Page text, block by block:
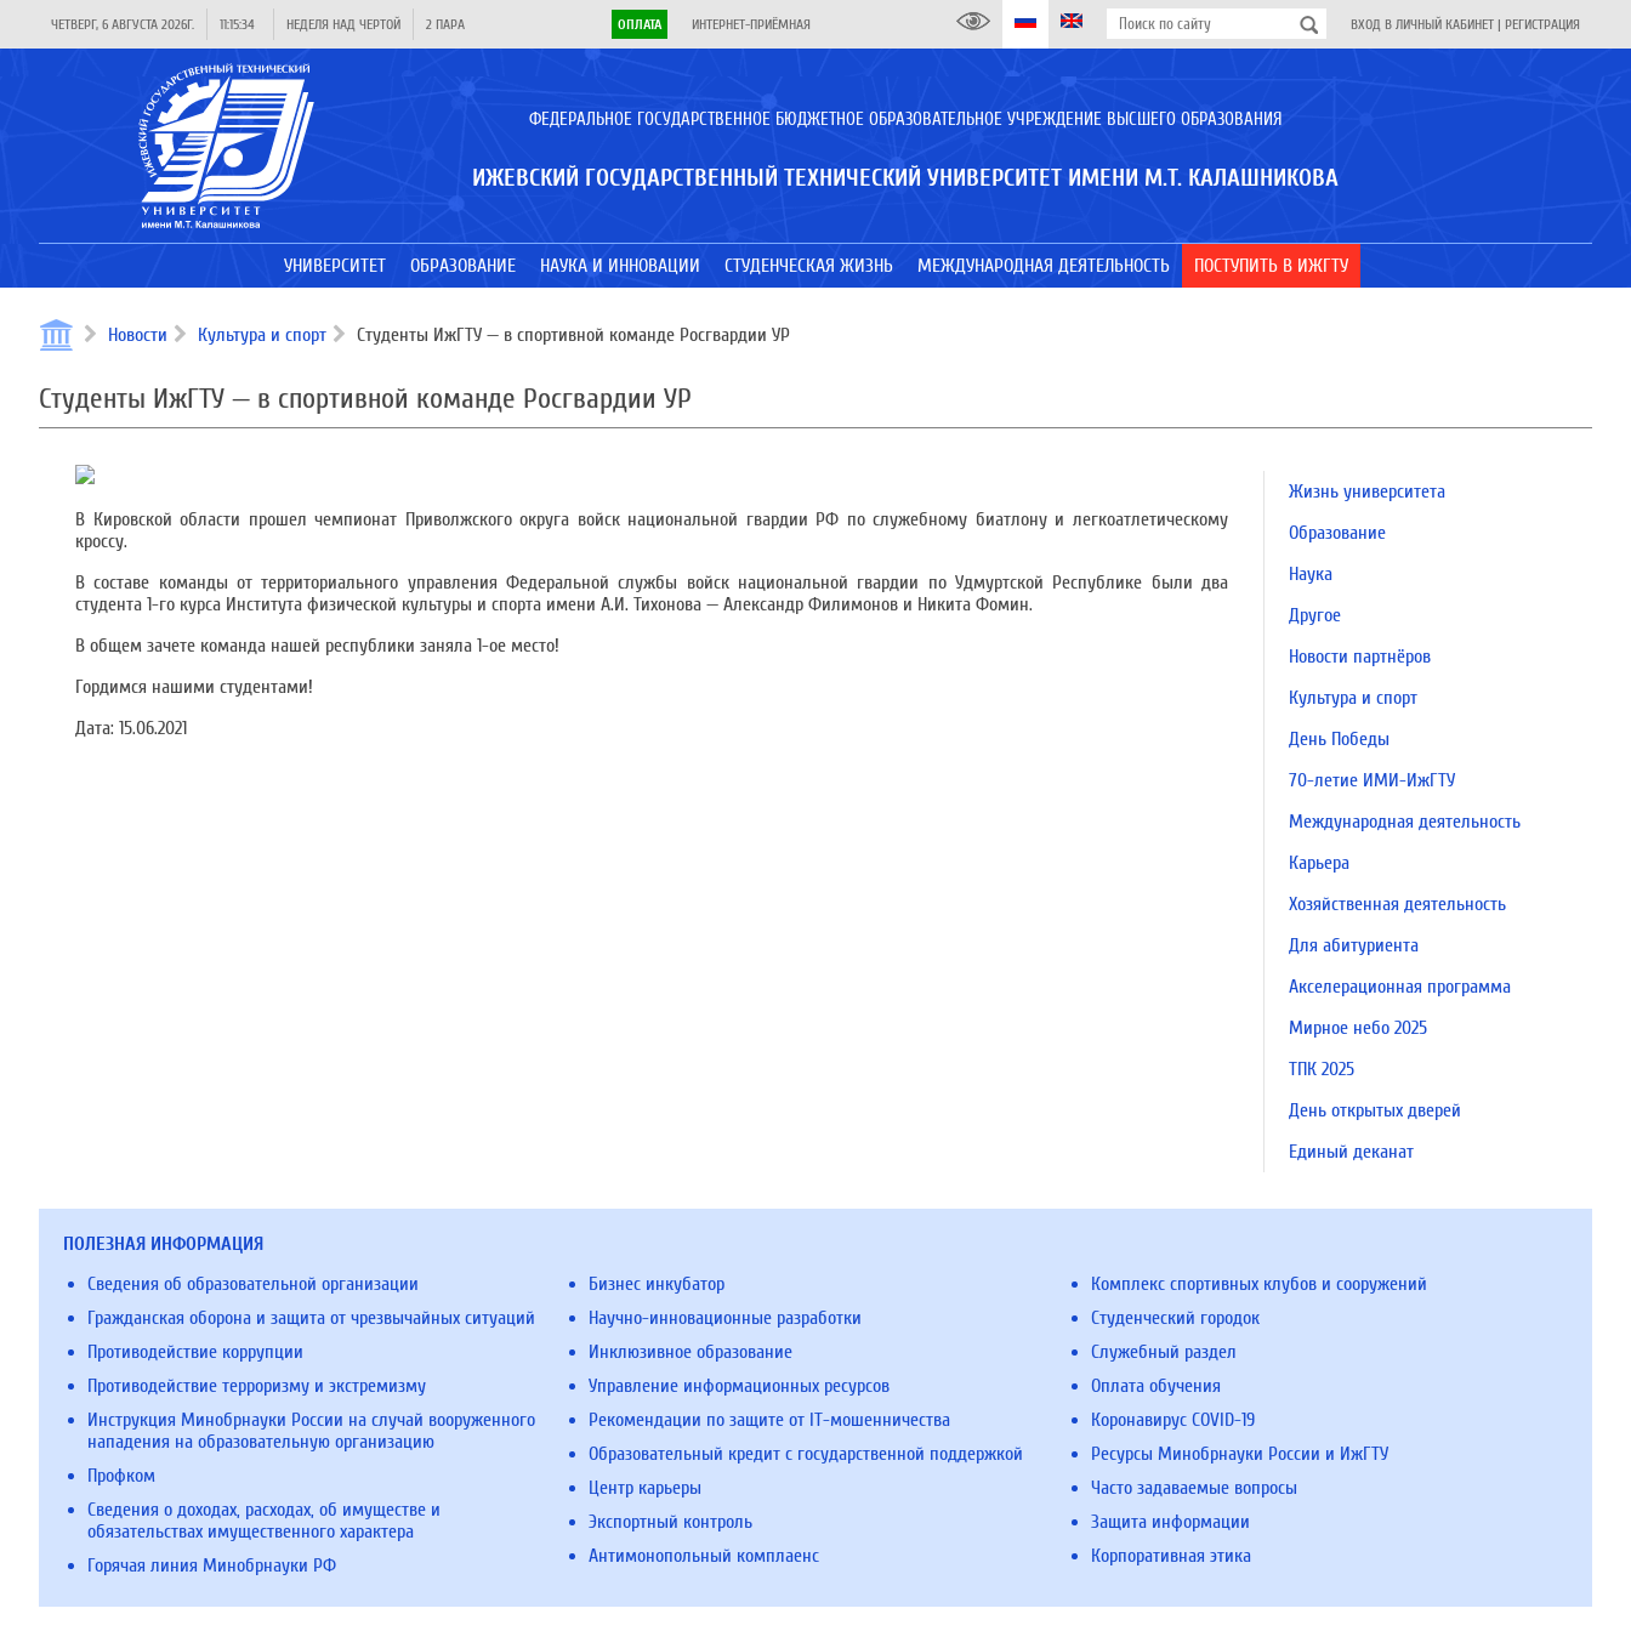
ЧЕТВЕРГ, 6 АВГУСТА 2026Г. 11:15:34 НЕДЕЛЯ НАД ЧЕРТОЙ 2 ПАРА ОПЛАТА ИНТЕРНЕТ-ПРИЁМНАЯ ВХОД В ЛИЧНЫЙ КАБИНЕТ | РЕГИСТРАЦИЯ
ФЕДЕРАЛЬНОЕ ГОСУДАРСТВЕННОЕ БЮДЖЕТНОЕ ОБРАЗОВАТЕЛЬНОЕ УЧРЕЖДЕНИЕ ВЫСШЕГО ОБРАЗОВАНИЯ
ИЖЕВСКИЙ ГОСУДАРСТВЕННЫЙ ТЕХНИЧЕСКИЙ УНИВЕРСИТЕТ ИМЕНИ М.Т. КАЛАШНИКОВА
УНИВЕРСИТЕТ ОБРАЗОВАНИЕ НАУКА И ИННОВАЦИИ СТУДЕНЧЕСКАЯ ЖИЗНЬ МЕЖДУНАРОДНАЯ ДЕЯТЕЛЬНОСТЬ ПОСТУПИТЬ В ИЖГТУ
Новости Культура и спорт Студенты ИжГТУ — в спортивной команде Росгвардии УР
Студенты ИжГТУ — в спортивной команде Росгвардии УР
В Кировской области прошел чемпионат Приволжского округа войск национальной гвардии РФ по служебному биатлону и легкоатлетическому
кроссу.
В составе команды от территориального управления Федеральной службы войск национальной гвардии по Удмуртской Республике были два
студента 1-го курса Института физической культуры и спорта имени А.И. Тихонова — Александр Филимонов и Никита Фомин.
В общем зачете команда нашей республики заняла 1-ое место!
Гордимся нашими студентами!
Дата: 15.06.2021
Жизнь университета
Образование
Наука
Другое
Новости партнёров
Культура и спорт
День Победы
70-летие ИМИ-ИжГТУ
Международная деятельность
Карьера
Хозяйственная деятельность
Для абитуриента
Акселерационная программа
Мирное небо 2025
ТПК 2025
День открытых дверей
Единый деканат
ПОЛЕЗНАЯ ИНФОРМАЦИЯ
Сведения об образовательной организации
Гражданская оборона и защита от чрезвычайных ситуаций
Противодействие коррупции
Противодействие терроризму и экстремизму
Инструкция Минобрнауки России на случай вооруженного
нападения на образовательную организацию
Профком
Сведения о доходах, расходах, об имуществе и
обязательствах имущественного характера
Горячая линия Минобрнауки РФ
Бизнес инкубатор
Научно-инновационные разработки
Инклюзивное образование
Управление информационных ресурсов
Рекомендации по защите от IT-мошенничества
Образовательный кредит с государственной поддержкой
Центр карьеры
Экспортный контроль
Антимонопольный комплаенс
Комплекс спортивных клубов и сооружений
Студенческий городок
Служебный раздел
Оплата обучения
Коронавирус COVID-19
Ресурсы Минобрнауки России и ИжГТУ
Часто задаваемые вопросы
Защита информации
Корпоративная этика